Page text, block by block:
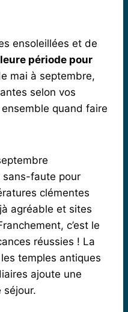
ensoleillées et de
période pour
mai à septembre,
selon vos
quand faire
sans-faute pour
clémentes
agréable et sites
c’est le
réussies ! La
temples antiques
ajoute une
séjour.